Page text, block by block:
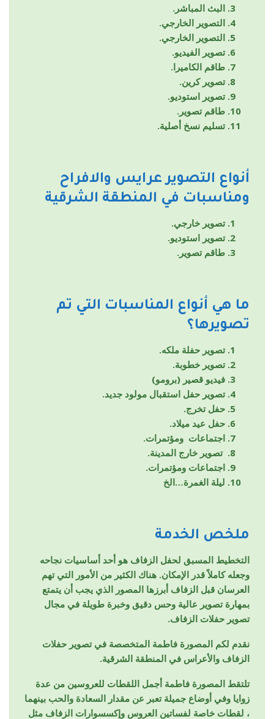
البث المباشر.
التصوير الخارجي.
التصوير الخارجي.
تصوير الفيديو.
طاقم الكاميرا.
تصوير كرين.
تصوير استوديو.
طاقم تصوير.
تسليم نسخ أصلية.
أنواع التصوير عرايس والافراح
ومناسبات في المنطقة الشرقية
تصوير خارجي.
تصوير استوديو.
طاقم تصوير.
ما هي أنواع المناسبات التي تم
تصويرها؟
تصوير حفلة ملكه.
تصوير خطوبة.
فيديو قصير (برومو)
تصوير حفل استقبال مولود جديد.
حفل تخرج.
حفل عيد ميلاد.
اجتماعات ومؤتمرات.
تصوير خارج المدينة.
اجتماعات ومؤتمرات.
ليلة الغمرة…الخ
ملخص الخدمة
التخطيط المسبق لحفل الزفاف هو أحد أساسيات نجاحه
وجعله كاملاً قدر الإمكان. هناك الكثير من الأمور التي تهم
العرسان قبل الزفاف أبرزها المصور الذي يجب أن يتمتع
بمهارة تصوير عالية وحس دقيق وخبرة طويلة في مجال
تصوير حفلات الزفاف.
نقدم لكم المصورة فاطمة المتخصصة في تصوير حفلات
الزفاف والأعراس في المنطقة الشرقية.
تلتقط المصورة فاطمة أجمل اللقطات للعروسين من عدة
زوايا وفي أوضاع جميلة تعبر عن مقدار السعادة والحب بينهما
، لقطات خاصة لفساتين العروس وإكسسوارات الزفاف مثل